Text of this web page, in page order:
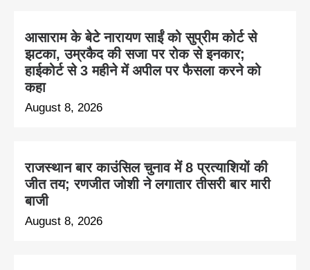
आसाराम के बेटे नारायण साईं को सुप्रीम कोर्ट से
झटका, उम्रकैद की सजा पर रोक से इनकार;
हाईकोर्ट से 3 महीने में अपील पर फैसला करने को
कहा
August 8, 2026
राजस्थान बार काउंसिल चुनाव में 8 प्रत्याशियों की
जीत तय; रणजीत जोशी ने लगातार तीसरी बार मारी
बाजी
August 8, 2026